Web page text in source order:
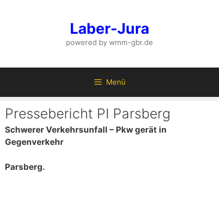
Laber-Jura
powered by wmm-gbr.de
Menü
Pressebericht PI Parsberg
Schwerer Verkehrsunfall – Pkw gerät in
Gegenverkehr
Parsberg.